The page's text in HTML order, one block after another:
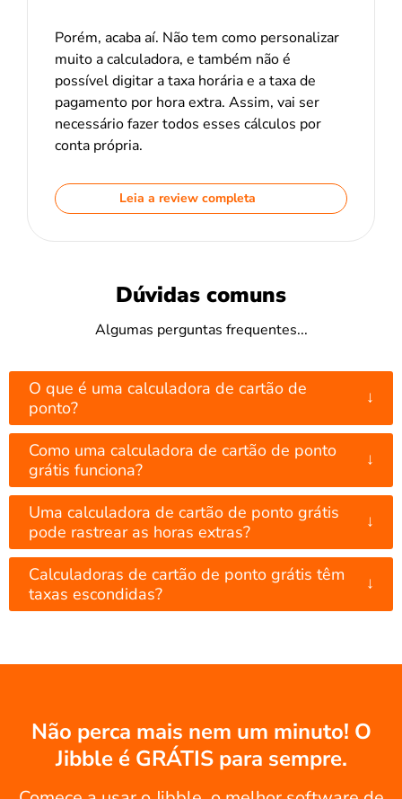
Porém, acaba aí. Não tem como personalizar
muito a calculadora, e também não é
possível digitar a taxa horária e a taxa de
pagamento por hora extra. Assim, vai ser
necessário fazer todos esses cálculos por
conta própria.
Leia a review completa
Dúvidas comuns
Algumas perguntas frequentes...
O que é uma calculadora de cartão de
ponto?
↓
Como uma calculadora de cartão de ponto
grátis funciona?
↓
Uma calculadora de cartão de ponto grátis
pode rastrear as horas extras?
↓
Calculadoras de cartão de ponto grátis têm
taxas escondidas?
↓
Não perca mais nem um minuto! O
Jibble é GRÁTIS para sempre.